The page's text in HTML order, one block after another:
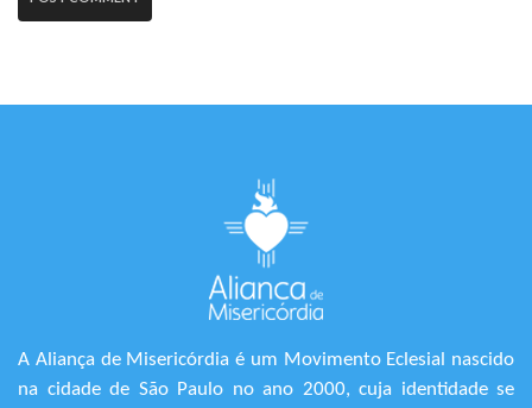
A Aliança de Misericórdia é um Movimento Eclesial nascido
na cidade de São Paulo no ano 2000, cuja identidade se